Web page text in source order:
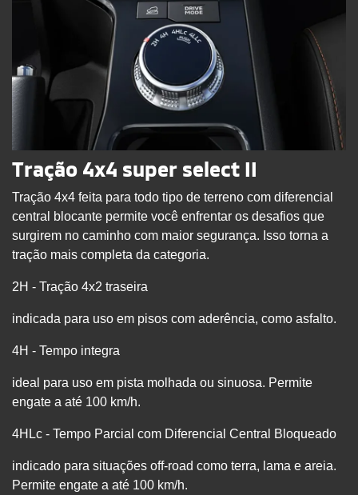
Tração 4x4 super select II
Tração 4x4 feita para todo tipo de terreno com diferencial
central blocante permite você enfrentar os desafios que
surgirem no caminho com maior segurança. Isso torna a
tração mais completa da categoria.
2H - Tração 4x2 traseira
indicada para uso em pisos com aderência, como asfalto.
4H - Tempo integra
ideal para uso em pista molhada ou sinuosa. Permite
engate a até 100 km/h.
4HLc - Tempo Parcial com Diferencial Central Bloqueado
indicado para situações off-road como terra, lama e areia.
Permite engate a até 100 km/h.